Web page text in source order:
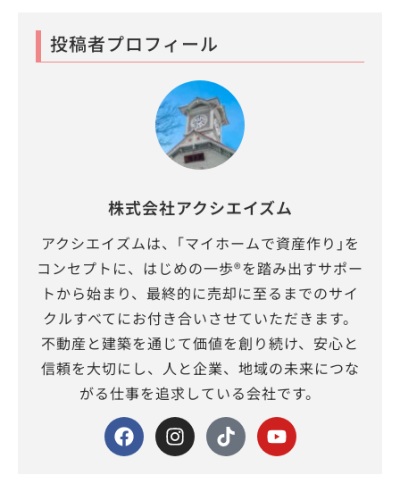
投稿者プロフィール
株式会社アクシエイズム
アクシエイズムは、｢マイホームで資産作り｣を
コンセプトに、はじめの一歩®を踏み出すサポー
トから始まり、最終的に売却に至るまでのサイ
クルすべてにお付き合いさせていただきます。
不動産と建築を通じて価値を創り続け、安心と
信頼を大切にし、人と企業、地域の未来につな
がる仕事を追求している会社です。